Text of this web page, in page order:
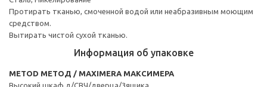
Протирать тканью, смоченной водой или неабразивным моющим
средством.
Вытирать чистой сухой тканью.
Информация об упаковке
METOD МЕТОД / MAXIMERA МАКСИМЕРА
Высокий шкаф д/СВЧ/дверца/3ящика